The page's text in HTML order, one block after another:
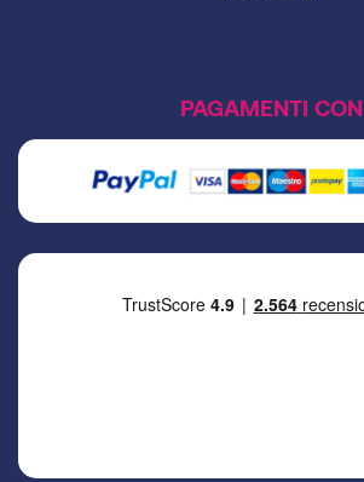
PAGAMENTI CON